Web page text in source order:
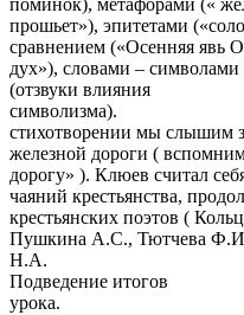
поминок), метафорами («
прошьет»), эпитетами
сравнением («Осенняя явь
дух»), словами –
(отзвуки влияния
стихотворении мы слышим
железной дороги (
дорогу» ). Клюев считал
чаяний крестьянства,
крестьянских поэтов (
Пушкина А.С., Тютчева
Подведение итогов